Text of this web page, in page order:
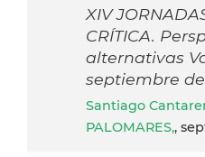
XIV
CRÍTICA.
alternativas
septiembre de
Santiago
PALOMARES,,